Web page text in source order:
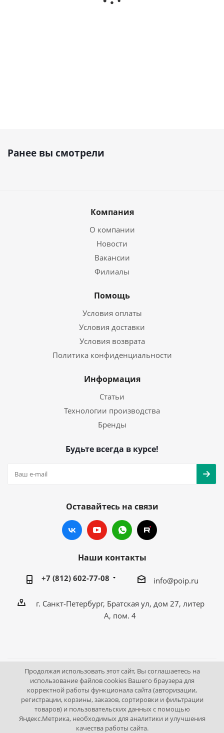
Ранее вы смотрели
Компания
О компании
Новости
Вакансии
Филиалы
Помощь
Условия оплаты
Условия доставки
Условия возврата
Политика конфиденциальности
Информация
Статьи
Технологии производства
Бренды
Будьте всегда в курсе!
Оставайтесь на связи
Наши контакты
+7 (812) 602-77-08 info@poip.ru
г. Санкт-Петербург, Братская ул, дом 27, литер
А, пом. 4
2009 - 2026 © Промышленное оборудование Интернет
портал.
195043, г. Санкт-Петербург, Братская ул, дом 27, литер А,
пом. 4
Продолжая использовать этот сайт, Вы соглашаетесь на
использование файлов cookies Вашего браузера для
корректной работы функционала сайта (авторизации,
регистрации, корзины, заказов, сортировки и фильтрации
товаров) и пользовательских данных с помощью
Яндекс.Метрика, необходимых для аналитики и улучшения
качества работы сайта.